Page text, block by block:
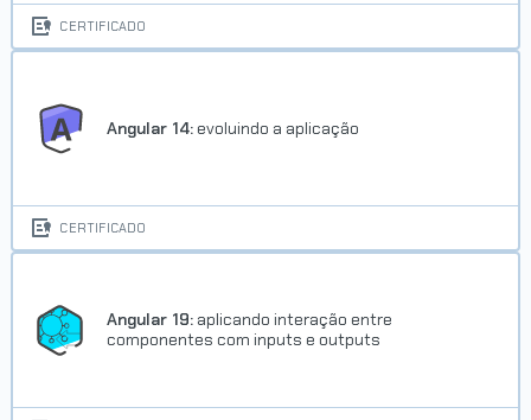
CERTIFICADO
Angular 14: evoluindo a aplicação
CERTIFICADO
Angular 19: aplicando interação entre
componentes com inputs e outputs